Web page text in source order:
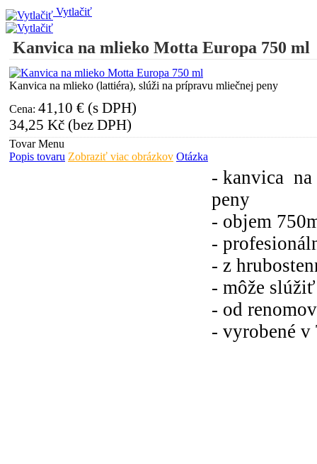
Vytlačiť
Kanvica na mlieko Motta Europa 750 ml
Kanvica na mlieko (lattiéra), slúži na prípravu mliečnej peny
Cena: 41,10 € (s DPH)
34,25 Kč (bez DPH)
Tovar Menu
Popis tovaru Zobraziť viac obrázkov Otázka
- kanvica
peny
- objem
-
- z
- môže
- od
- vyrobené v